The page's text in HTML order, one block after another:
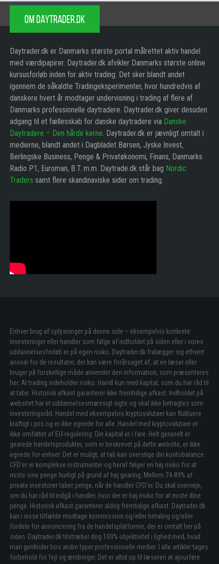
OM DAYTRADER.DK
Daytrader.dk er Danmarks største portal målrettet aktiv handel
med værdipapirer. Daytrader.dk afvikler Danmarks største online
kursusforløb inden for aktiv trading. Det sker blandt andet
igennem de såkaldte Tradingeksperimenter, hvor hundredvis af
danskere hvert år modtager undervisning i trading af flere af
Danmarks professionelle daytradere. Daytrader.dk giver desuden
adgang til et fællesskab for danske daytradere via Danske
Daytradere – Den hårde kerne. Daytrader.dk er jævnligt omtalt i
medierne, blandt andet i Dagbladet Børsen, Jyske Invest,
Berlingske Business, Penge & Privatøkonomi, Finans, Danmarks
Radio P1, Euroman, B.T. m.m. Daytrade.dk står bag Nordic
Traders samt flere skandinaviske sider om trading.
Enhver brug af oplysninger på denne side – eksempelvis konkrete
investeringer eller handler som følge af indholdet på siden eller i vores
uddannelsesforløb er på egen risiko. Daytrader.dk fralægger sig ethvert
ansvar for de resultater, der kan være forårsaget af, at en læser eller
bruger på forskellige måde anvender den information, som præsenteres
her. Al trading indeholder risiko. Handl kun med kapital, som du har råd til
at tabe. Historisk afkast garanterer ikke fremtidige afkast. Indholdet på
websitet har et uddannelsesmæssigt sigte og skal ikke betragtes som
investeringsråd. Handel med eksempelvis kryptovalutaer kan fluktuere
kraftigt i pris og er ikke egnede for alle. Handel med kryptovalutaer er
ikke omfattet af EU-regulering. Din kapital er i fare. Helt generelt er
gearede handelsprodukter, som er beskrevet på dette website, er ikke
egnede for enhver. Det er muligt, at tab kan overstige din kontobalance.
CFD’er er komplekse instrumenter og heraf følger en høj risiko for at
miste sine penge hurtigt på grund af høj gearing. Mellem 74-89% af
private investorer taber penge, når de handler CFD’er. Du skal overveje,
om du har råd til indgå i handler, hvor der er høj risiko for at miste dine
penge. Historisk afkast garanterer aldrig fremtidige afkast. Daytrader.dk
kan i visse tilfælde modtage kommission og/eller betaling og/eller
fordele for annoncering fra de handelsplatforme, der er omtalt her på
siden. Daytrader.dk tilstræber dog 100% objektivitet i lighed med, hvad
man genfinder hos andre typer professionelle medier. I alle artikler tages
forbehold for fejl og ændringer. Det er altid op til læseren at ajourføre